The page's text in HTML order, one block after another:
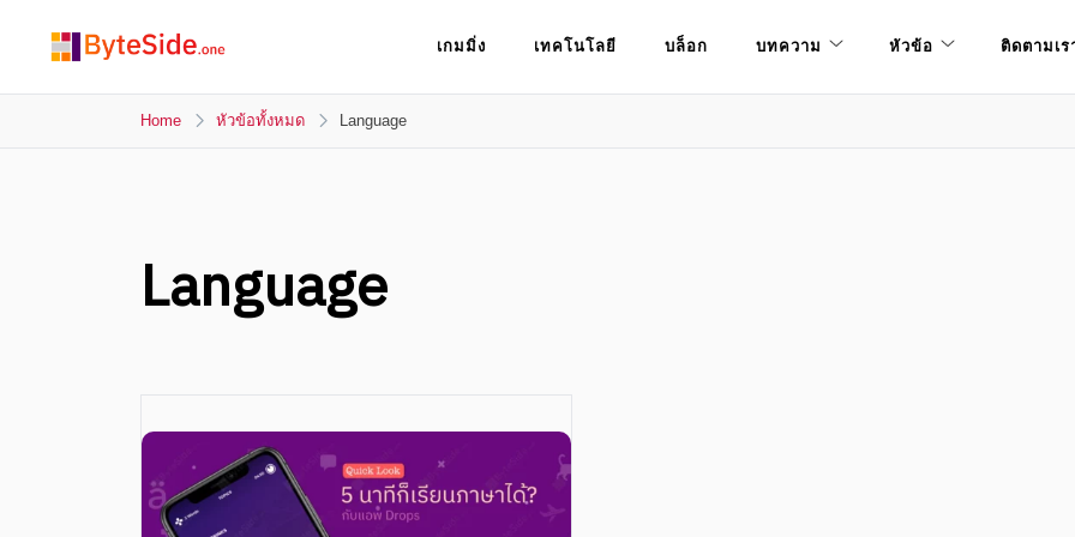
ByteSide.one
และสร้างสื่ออนาคตที่เปลี่ยนคุณ
เกมมิ่ง เทคโนโลยี บล็อก บทความ หัวข้อ ติดตามเร
Home หัวข้อทั้งหมด Language
Language